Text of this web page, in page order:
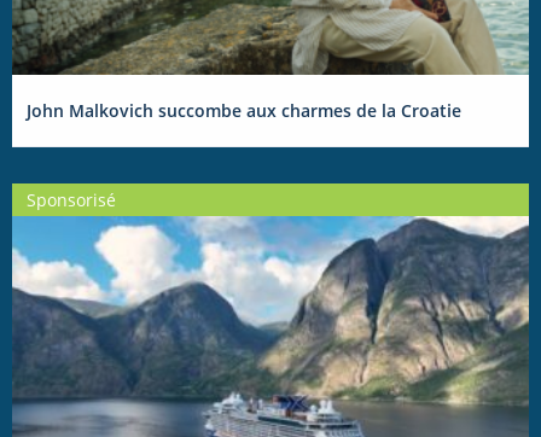
John Malkovich succombe aux charmes de la Croatie
Sponsorisé